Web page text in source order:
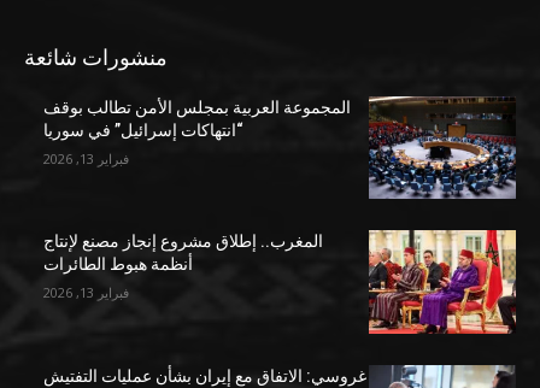
منشورات شائعة
المجموعة العربية بمجلس الأمن تطالب بوقف
“انتهاكات إسرائيل” في سوريا
فبراير 13, 2026
المغرب.. إطلاق مشروع إنجاز مصنع لإنتاج
أنظمة هبوط الطائرات
فبراير 13, 2026
غروسي: الاتفاق مع إيران بشأن عمليات التفتيش